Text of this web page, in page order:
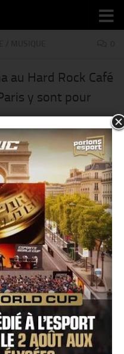
au Hard Rock Café
y sont pour
MIS À JOUR6 JUIN 2014
à son effigie au Hard Rock
pour son association « The
à ses grands-parents.
la star de renommée
à la presse à 11h mais c’est
son apparition devant une
est arrivée, radieuse
Souriante, décontractée,
de la conférence de presse.
cette première coopération
son association
tient particulièrement à cœur.
T-shirt en édition limitée, au